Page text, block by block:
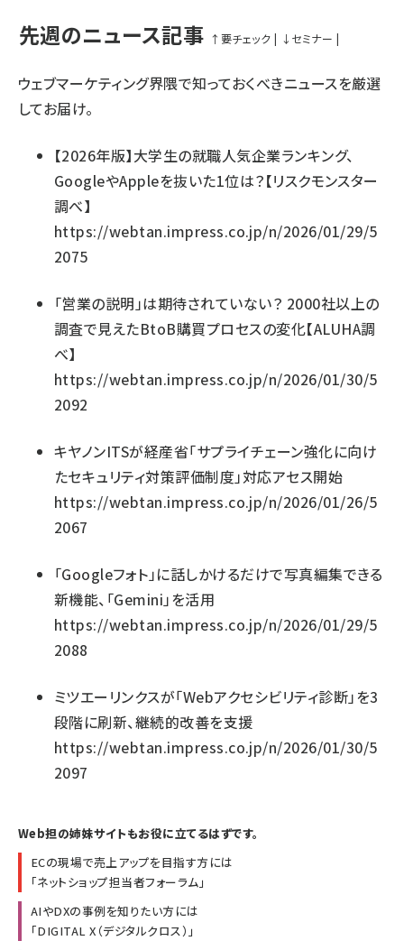
先週のニュース記事 ↑ 要チェック | ↓ セミナー |
ウェブマーケティング界隈で知っておくべきニュースを厳選
してお届け。
【2026年版】大学生の就職人気企業ランキング、
GoogleやAppleを抜いた1位は？【リスクモンスター
調べ】
https://webtan.impress.co.jp/n/2026/01/29/5
2075
「営業の説明」は期待されていない？ 2000社以上の
調査で見えたBtoB購買プロセスの変化【ALUHA調
べ】
https://webtan.impress.co.jp/n/2026/01/30/5
2092
キヤノンITSが経産省「サプライチェーン強化に向け
たセキュリティ対策評価制度」対応アセス開始
https://webtan.impress.co.jp/n/2026/01/26/5
2067
「Googleフォト」に話しかけるだけで写真編集できる
新機能、「Gemini」を活用
https://webtan.impress.co.jp/n/2026/01/29/5
2088
ミツエーリンクスが「Webアクセシビリティ診断」を3
段階に刷新、継続的改善を支援
https://webtan.impress.co.jp/n/2026/01/30/5
2097
Web担の姉妹サイトもお役に立てるはずです。
ECの現場で売上アップを目指す方には
「ネットショップ担当者フォーラム 」
AIやDXの事例を知りたい方には
「DIGITAL X（デジタルクロス） 」